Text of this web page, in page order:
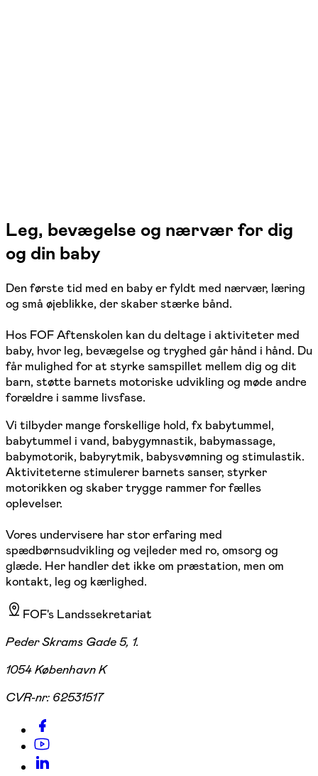
Leg, bevægelse og nærvær for dig
og din baby
Den første tid med en baby er fyldt med nærvær, læring
og små øjeblikke, der skaber stærke bånd.
Hos FOF Aftenskolen kan du deltage i aktiviteter med
baby, hvor leg, bevægelse og tryghed går hånd i hånd. Du
får mulighed for at styrke samspillet mellem dig og dit
barn, støtte barnets motoriske udvikling og møde andre
forældre i samme livsfase.
Vi tilbyder mange forskellige hold, fx babytummel,
babytummel i vand, babygymnastik, babymassage,
babymotorik, babyrytmik, babysvømning og stimulastik.
Aktiviteterne stimulerer barnets sanser, styrker
motorikken og skaber trygge rammer for fælles
oplevelser.
Vores undervisere har stor erfaring med
spædbørnsudvikling og vejleder med ro, omsorg og
glæde. Her handler det ikke om præstation, men om
kontakt, leg og kærlighed.
FOF's Landssekretariat
Peder Skrams Gade 5, 1.
1054 København K
CVR-nr: 62531517